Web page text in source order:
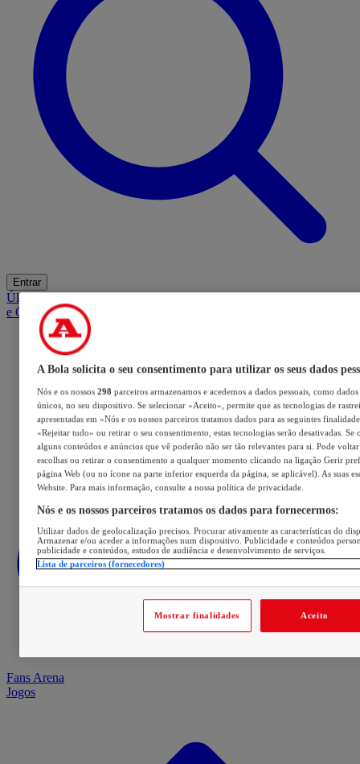
Entrar
ÚltimasMercadoOpiniãoiGaming HubA BOLA SUGEREBarba
e Cabelo
Fans Arena
Jogos
A Bola solicita o seu consentimento para utilizar os seus dados
Nós e os nossos 298 parceiros armazenamos e acedemos a dados pessoais, como
únicos, no seu dispositivo. Se selecionar «Aceito», permite que as tecnologias de
apresentadas em «Nós e os nossos parceiros tratamos dados para as seguintes
«Rejeitar tudo» ou retirar o seu consentimento, estas tecnologias serão desativadas. Se
alguns conteúdos e anúncios que vê poderão não ser tão relevantes para si. Pode voltar
escolhas ou retirar o consentimento a qualquer momento clicando na ligação Gerir
página Web (ou no ícone na parte inferior esquerda da página, se aplicável). As suas
Website. Para mais informação, consulte a nossa política de privacidade.
Nós e os nossos parceiros tratamos os dados para fornecermos:
Utilizar dados de geolocalização precisos. Procurar ativamente as características do
Armazenar e/ou aceder a informações num dispositivo. Publicidade e conteúdos
publicidade e conteúdos, estudos de audiência e desenvolvimento de serviços.
Lista de parceiros (fornecedores)
Mostrar finalidades Aceito